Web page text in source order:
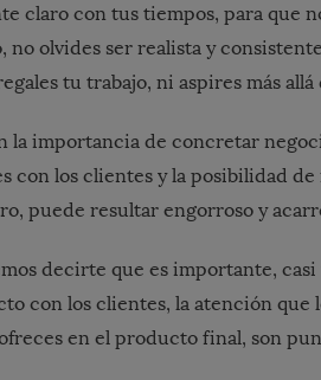
claro con tus tiempos, para que
no olvides ser realista y
tu trabajo, ni aspires más allá
la importancia de concretar
con los clientes y la posibilidad
puede resultar engorroso y
decirte que es importante,
con los clientes, la atención que
en el producto final, son